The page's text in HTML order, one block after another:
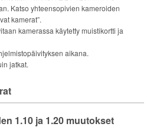
Katso yhteensopivien kameroiden
kamerat”.
kamerassa käytetty muistikortti ja
aikana.
jatkat.
1.10 ja 1.20 muutokset